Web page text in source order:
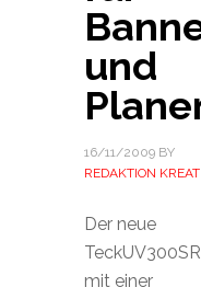
und
16/11/2009BY
REDAKTION
Der neue
TeckUV300SR
mit einer